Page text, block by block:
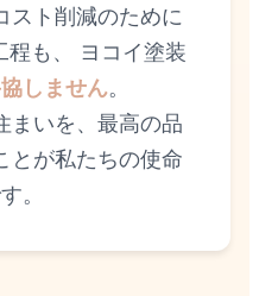
スト削減のために
程も、 ヨコイ塗装
しません。
まいを、最高の品
とが私たちの使命
。